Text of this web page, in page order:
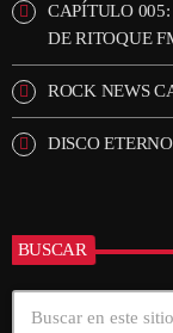
CAPÍTULO 005:
DE RITOQUE
ROCK NEWS
DISCO
BUSCAR